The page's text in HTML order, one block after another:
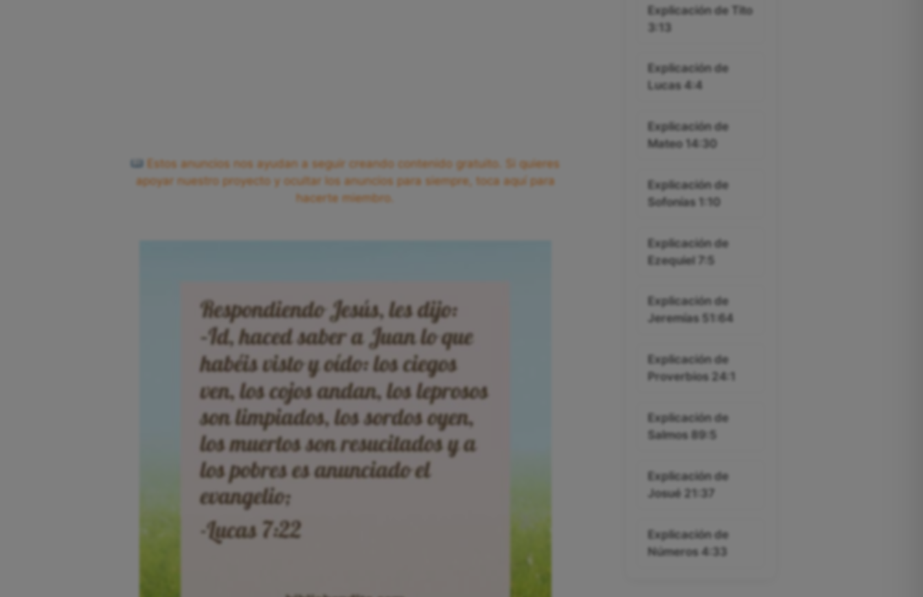
Estos anuncios nos ayudan a seguir creando contenido gratuito. Si quieres
apoyar nuestro proyecto y ocultar los anuncios para siempre, toca aquí para
hacerte miembro.
Explicación de Tito
3:13
Explicación de
Lucas 4:4
Explicación de
Mateo 14:30
Explicación de
Sofonías 1:10
Explicación de
Ezequiel 7:5
Explicación de
Jeremías 51:64
Explicación de
Proverbios 24:1
Explicación de
Salmos 89:5
Explicación de
Josué 21:37
Explicación de
Números 4:33